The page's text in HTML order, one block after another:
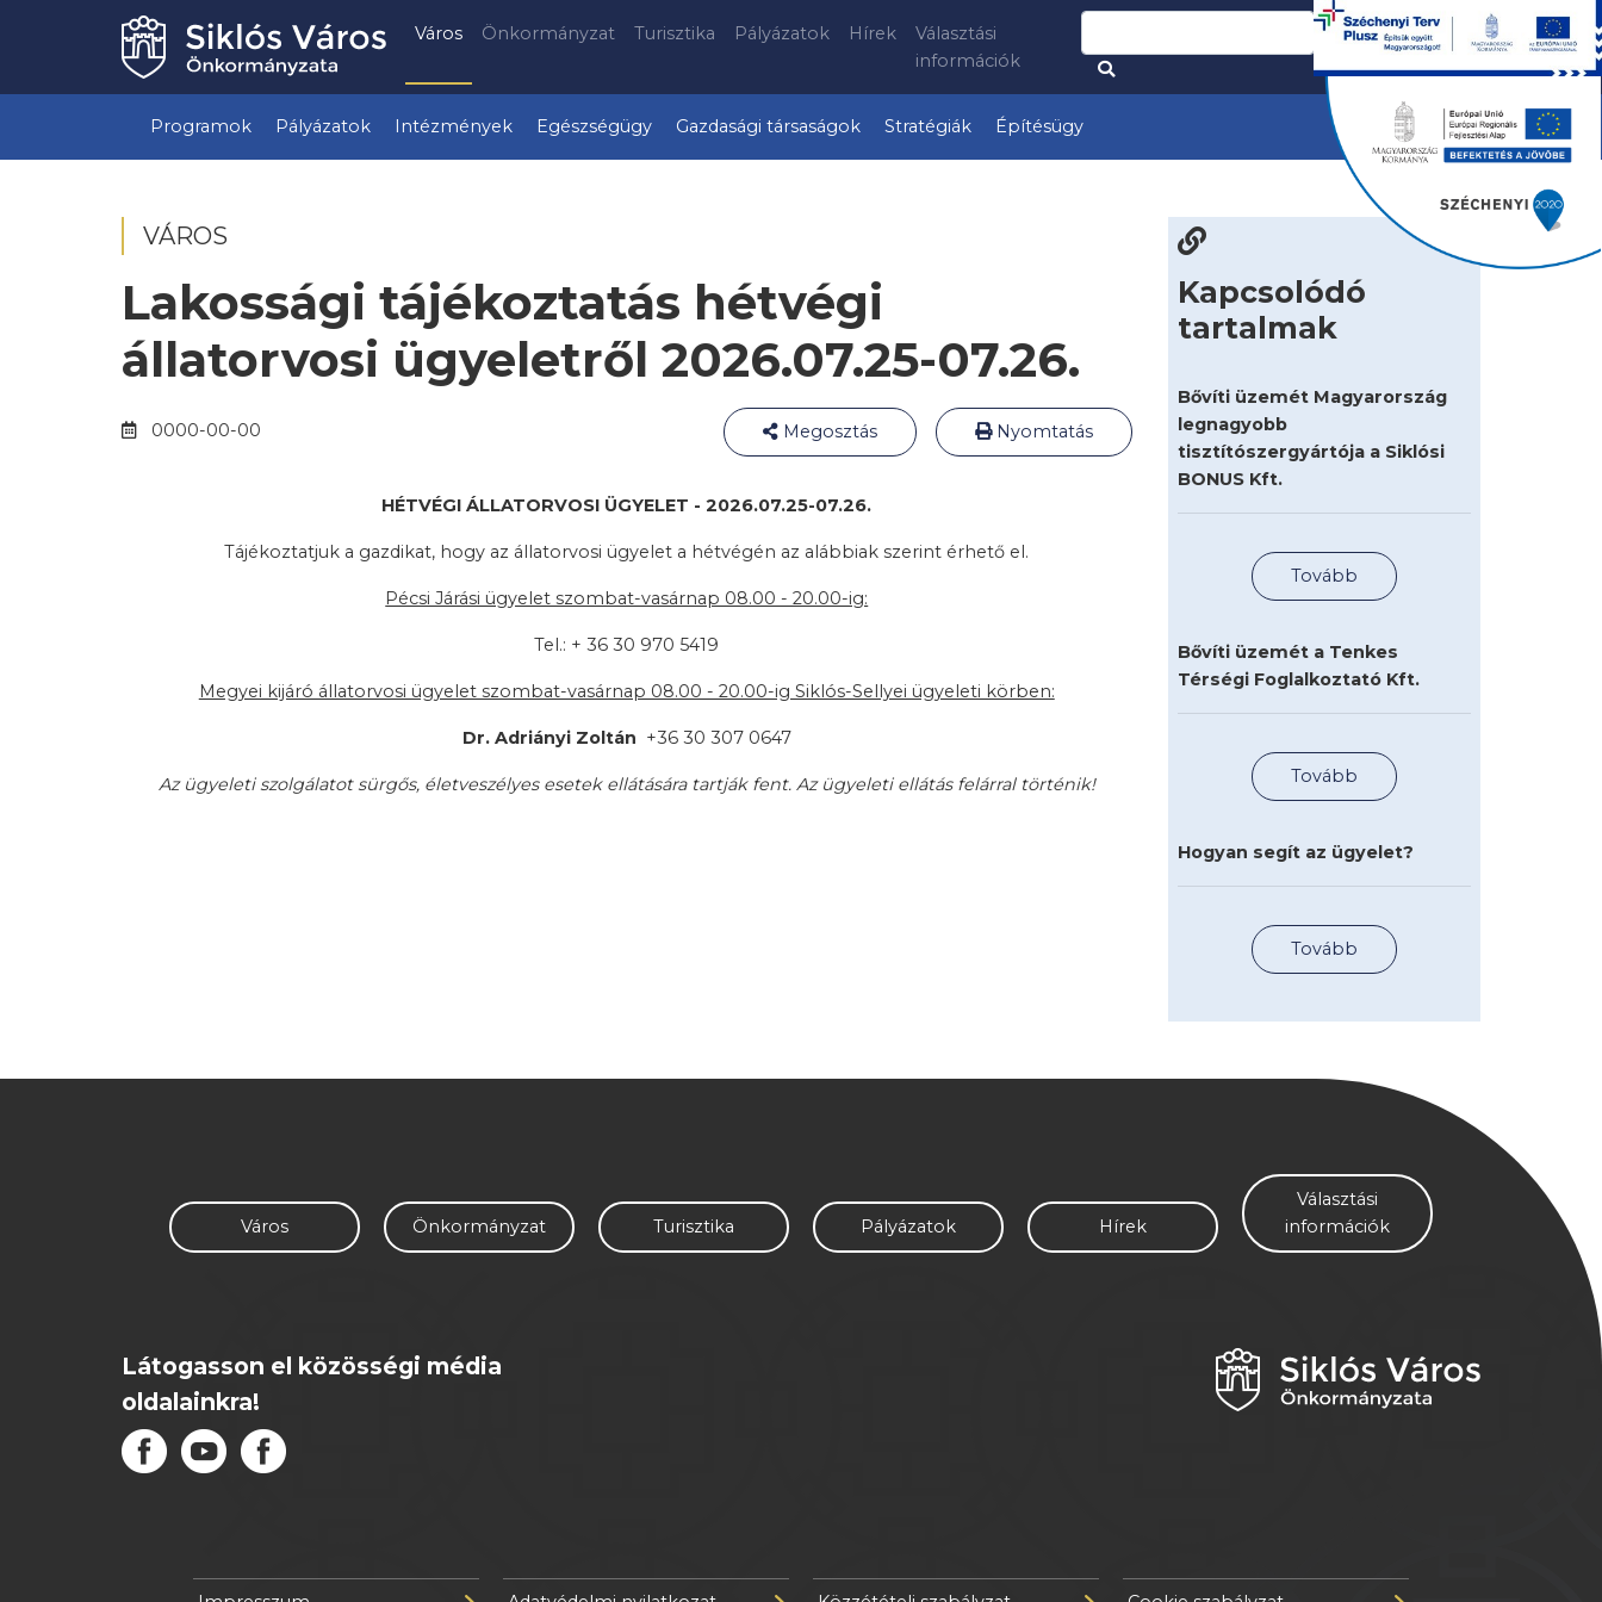
Város Önkormányzat Turisztika Pályázatok Hírek
Választási
információk
Programok Pályázatok Intézmények Egészségügy Gazdasági társaságok Stratégiák Építésügy
VÁROS
Lakossági tájékoztatás hétvégi
állatorvosi ügyeletről 2026.07.25-07.26.
0000-00-00 Nyomtatás
Megosztás
HÉTVÉGI ÁLLATORVOSI ÜGYELET - 2026.07.25-07.26.
Tájékoztatjuk a gazdikat, hogy az állatorvosi ügyelet a hétvégén az alábbiak szerint érhető el.
Pécsi Járási ügyelet szombat-vasárnap 08.00 - 20.00-ig:
Tel.: + 36 30 970 5419
Megyei kijáró állatorvosi ügyelet szombat-vasárnap 08.00 - 20.00-ig Siklós-Sellyei ügyeleti körben:
Dr. Adriányi Zoltán +36 30 307 0647
Az ügyeleti szolgálatot sürgős, életveszélyes esetek ellátására tartják fent. Az ügyeleti ellátás felárral történik!
Kapcsolódó
tartalmak
Bővíti üzemét Magyarország
legnagyobb
tisztítószergyártója a Siklósi
BONUS Kft.
Tovább
Bővíti üzemét a Tenkes
Térségi Foglalkoztató Kft.
Tovább
Hogyan segít az ügyelet?
Tovább
Város Önkormányzat Turisztika Pályázatok Hírek
Választási
információk
Látogasson el közösségi média
oldalainkra!